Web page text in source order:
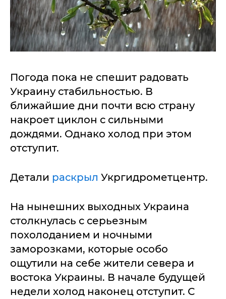
Погода пока не спешит радовать
Украину стабильностью. В
ближайшие дни почти всю страну
накроет циклон с сильными
дождями. Однако холод при этом
отступит.
Детали раскрыл Укргидрометцентр.
На нынешних выходных Украина
столкнулась с серьезным
похолоданием и ночными
заморозками, которые особо
ощутили на себе жители севера и
востока Украины. В начале будущей
недели холод наконец отступит. С